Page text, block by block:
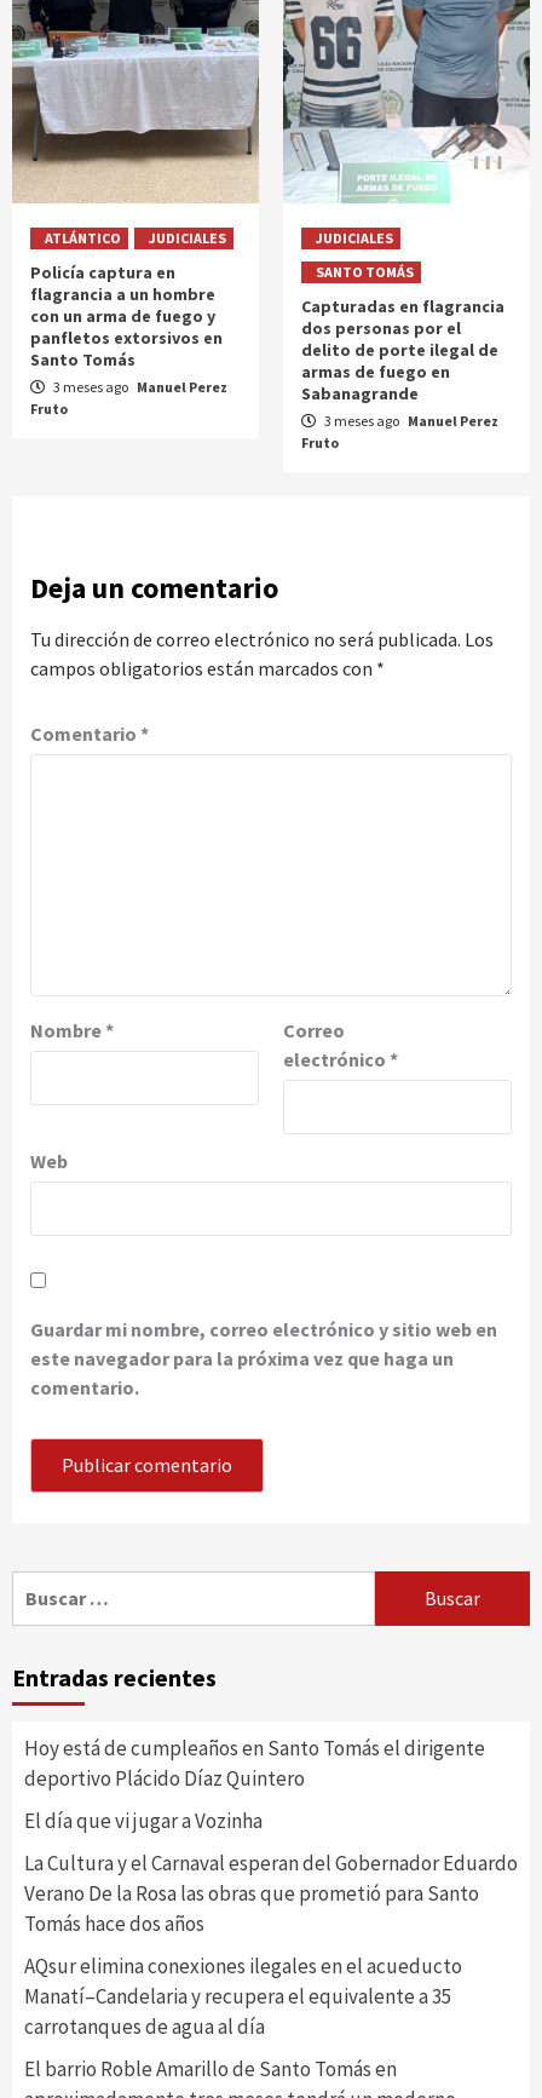
ATLÁNTICO JUDICIALES
Policía captura en
flagrancia a un hombre
con un arma de fuego y
panfletos extorsivos en
Santo Tomás
3 meses ago Manuel Perez
Fruto
JUDICIALES
SANTO TOMÁS
Capturadas en flagrancia
dos personas por el
delito de porte ilegal de
armas de fuego en
Sabanagrande
3 meses ago Manuel Perez
Fruto
Deja un comentario
Tu dirección de correo electrónico no será publicada. Los
campos obligatorios están marcados con *
Comentario *
Nombre*
Correo
electrónico *
Web
Guardar mi nombre, correo electrónico y sitio web en
este navegador para la próxima vez que haga un
comentario.
Entradas recientes
Hoy está de cumpleaños en Santo Tomás el dirigente
deportivo Plácido Díaz Quintero
El día que vi jugar a Vozinha
La Cultura y el Carnaval esperan del Gobernador Eduardo
Verano De la Rosa las obras que prometió para Santo
Tomás hace dos años
AQsur elimina conexiones ilegales en el acueducto
Manatí–Candelaria y recupera el equivalente a 35
carrotanques de agua al día
El barrio Roble Amarillo de Santo Tomás en